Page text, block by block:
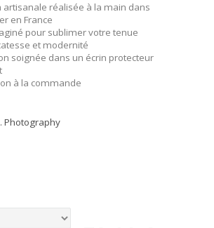
artisanale réalisée à la main dans
en France
pour sublimer votre tenue
et modernité
soignée dans un écrin protecteur
à la commande
Photography